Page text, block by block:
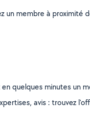
un membre à proximité
quelques minutes un
avis : trouvez